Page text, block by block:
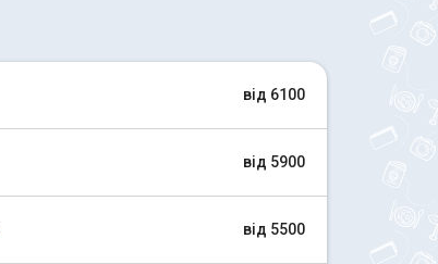
від 6100
від 5900
від 5500